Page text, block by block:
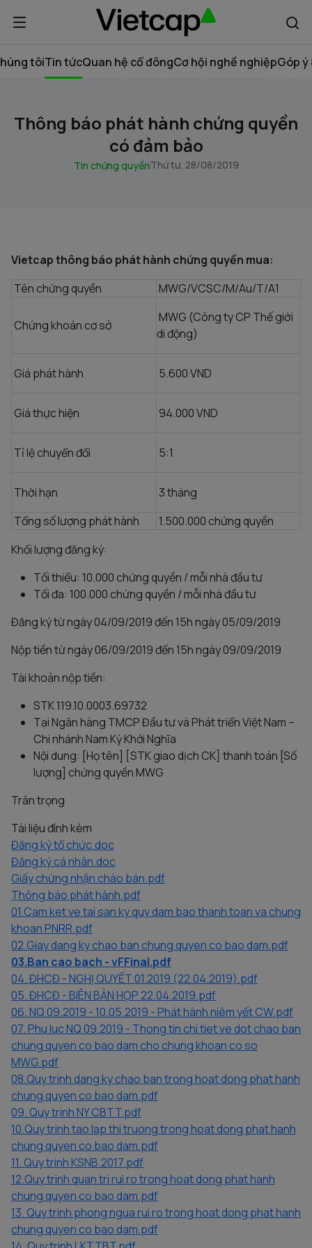
tôiTin tứcQuan hệ cổ đôngCơ hội nghề nghiệpGóp ý
Thông báo phát hành chứng quyền
có đảm bảo
Tin chứng quyềnThứ tư, 28/08/2019
Vietcap thông báo phát hành chứng quyền mua:
Tên chứng quyền
MWG/VCSC/M/Au/T/A1
Chứng khoán cơ sở
MWG (Công ty CP Thế giới
di động)
Giá phát hành 5.600 VND
Giá thực hiện 94.000 VND
Tỉ lệ chuyển đổi 5:1
Thời hạn
3 tháng
Tổng số lượng phát hành
1.500.000 chứng quyền
Khối lượng đăng ký:
Tối thiểu: 10.000 chứng quyền / mỗi nhà đầu tư
Tối đa: 100.000 chứng quyền / mỗi nhà đầu tư
Đăng ký từ ngày 04/09/2019 đến 15h ngày 05/09/2019
Nộp tiền từ ngày 06/09/2019 đến 15h ngày 09/09/2019
Tài khoản nộp tiền:
STK 119.10.0003.69732
Tại Ngân hàng TMCP Đầu tư và Phát triển Việt Nam –
Chi nhánh Nam Kỳ Khởi Nghĩa
Nội dung: [Họ tên] [STK giao dịch CK] thanh toán [Số
lượng] chứng quyền MWG
Trân trọng
Tài liệu đính kèm
Đăng ký tổ chức.doc
Đăng ký cá nhân.doc
Giấy chứng nhận chào bán.pdf
Thông báo phát hành.pdf
01.Cam ket ve tai san ky quy dam bao thanh toan va chung
khoan PNRR.pdf
02.Giay dang ky chao ban chung quyen co bao dam.pdf
03.Ban cao bach - vFFinal.pdf
04. ĐHCĐ - NGHỊ QUYẾT 01.2019 (22.04.2019).pdf
05. ĐHCĐ - BIÊN BẢN HỌP 22.04.2019.pdf
06. NQ 09.2019 - 10.05.2019 - Phát hành niêm yết CW.pdf
07. Phu luc NQ 09.2019 - Thong tin chi tiet ve dot chao ban
chung quyen co bao dam cho chung khoan co so
MWG.pdf
08.Quy trinh dang ky chao ban trong hoat dong phat hanh
chung quyen co bao dam.pdf
09. Quy trinh NY CBTT.pdf
10.Quy trinh tao lap thi truong trong hoat dong phat hanh
chung quyen co bao dam.pdf
11. Quy trinh KSNB.2017.pdf
12.Quy trinh quan tri rui ro trong hoat dong phat hanh
chung quyen co bao dam.pdf
13. Quy trinh phong ngua rui ro trong hoat dong phat hanh
chung quyen co bao dam.pdf